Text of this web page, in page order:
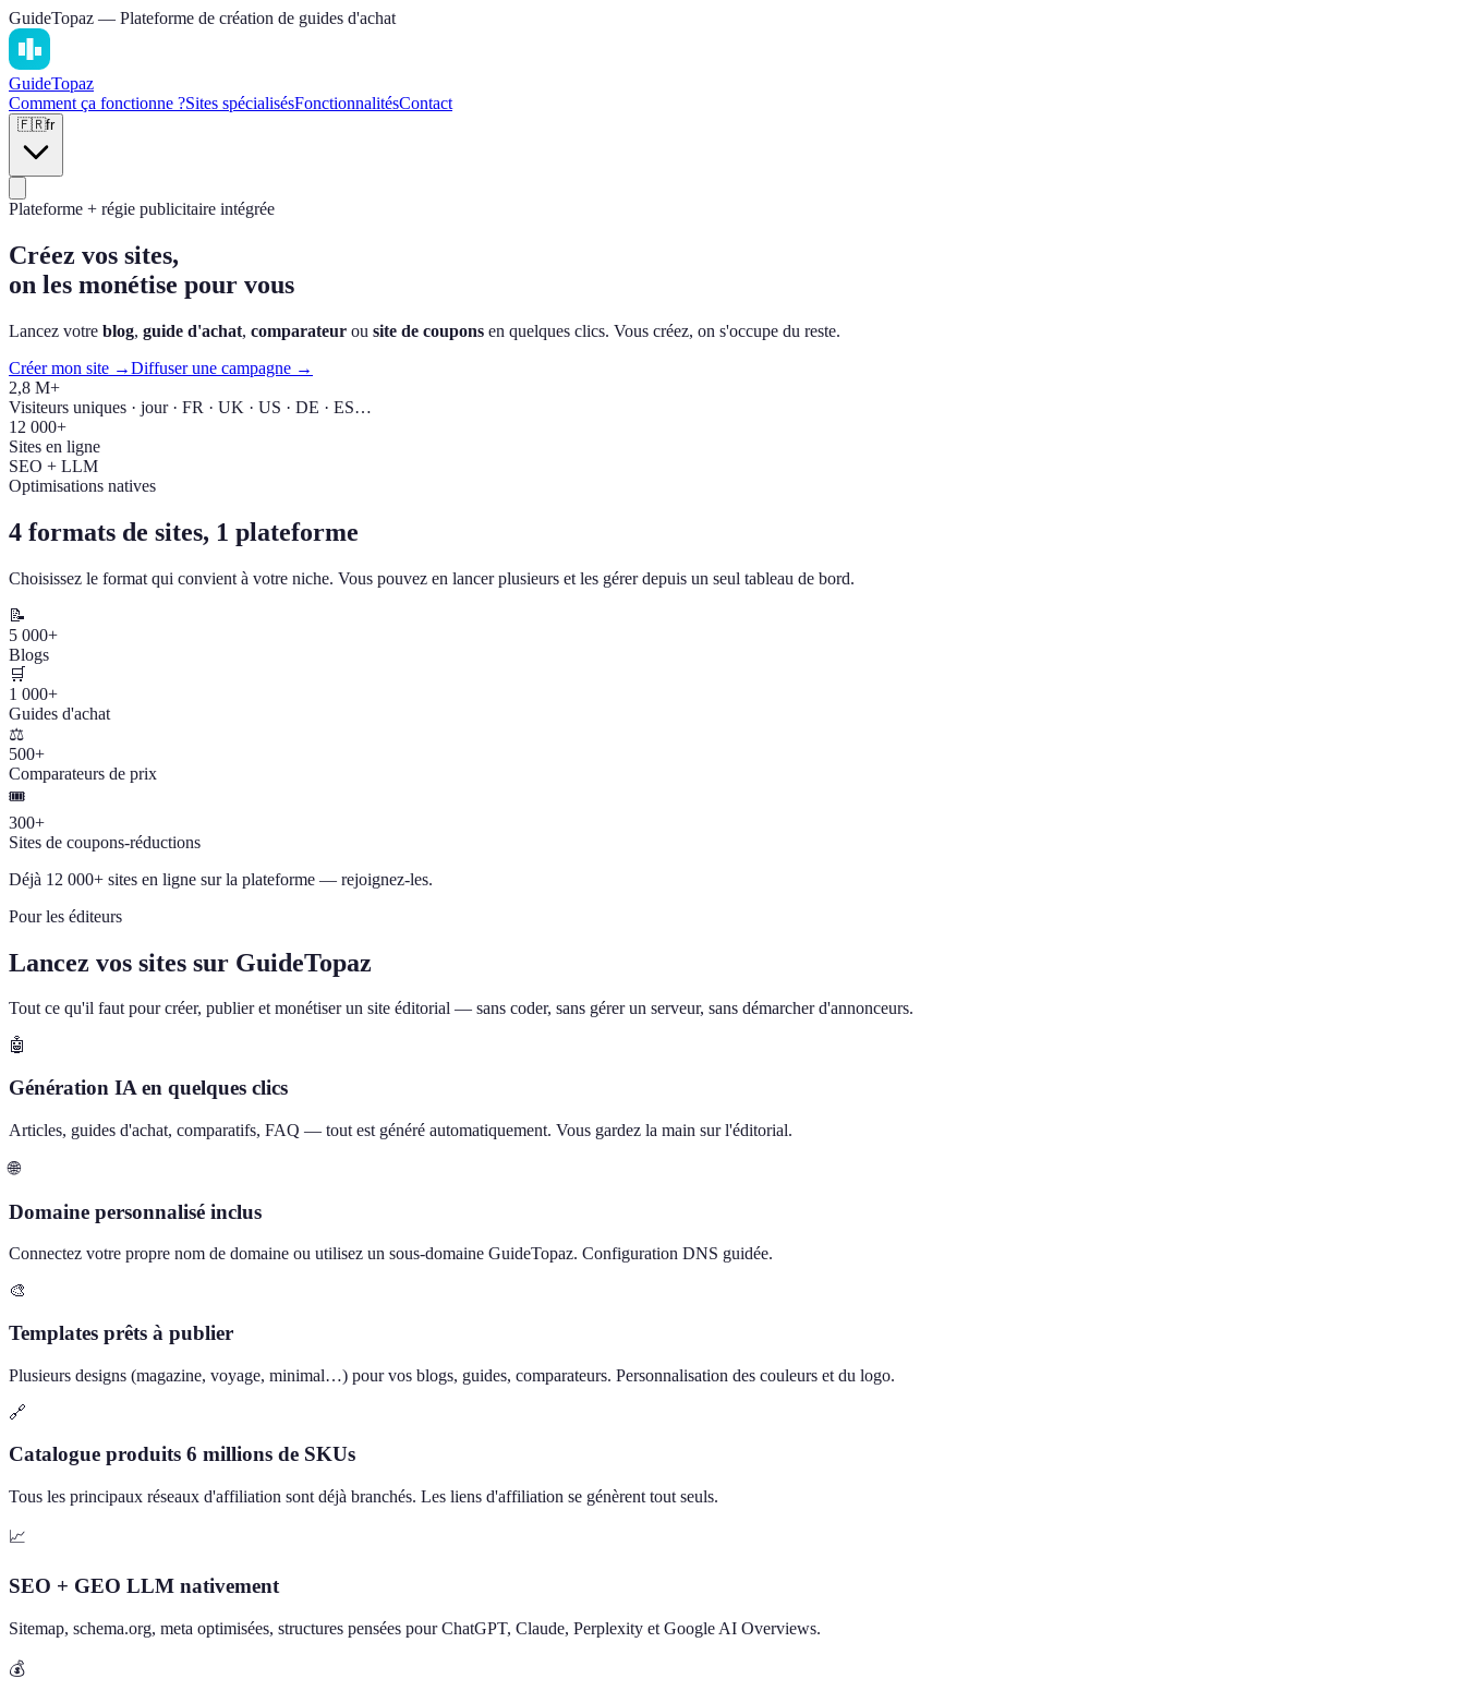
GuideTopaz — Plateforme de création de guides d'achat
GuideTopaz
Comment ça fonctionne ?Sites spécialisésFonctionnalitésContact
🇫🇷fr
Plateforme + régie publicitaire intégrée
Créez vos sites,
on les monétise pour vous
Lancez votre blog, guide d'achat, comparateur ou site de coupons en quelques clics. Vous créez, on s'occupe du reste.
Créer mon site →Diffuser une campagne →
2,8 M+
Visiteurs uniques · jour · FR · UK · US · DE · ES…
12 000+
Sites en ligne
SEO + LLM
Optimisations natives
4 formats de sites, 1 plateforme
Choisissez le format qui convient à votre niche. Vous pouvez en lancer plusieurs et les gérer depuis un seul tableau de bord.
📝
5 000+
Blogs
🛒
1 000+
Guides d'achat
⚖️
500+
Comparateurs de prix
🎟️
300+
Sites de coupons-réductions
Déjà 12 000+ sites en ligne sur la plateforme — rejoignez-les.
Pour les éditeurs
Lancez vos sites sur GuideTopaz
Tout ce qu'il faut pour créer, publier et monétiser un site éditorial — sans coder, sans gérer un serveur, sans démarcher d'annonceurs.
🤖
Génération IA en quelques clics
Articles, guides d'achat, comparatifs, FAQ — tout est généré automatiquement. Vous gardez la main sur l'éditorial.
🌐
Domaine personnalisé inclus
Connectez votre propre nom de domaine ou utilisez un sous-domaine GuideTopaz. Configuration DNS guidée.
🎨
Templates prêts à publier
Plusieurs designs (magazine, voyage, minimal…) pour vos blogs, guides, comparateurs. Personnalisation des couleurs et du logo.
🔗
Catalogue produits 6 millions de SKUs
Tous les principaux réseaux d'affiliation sont déjà branchés. Les liens d'affiliation se génèrent tout seuls.
📈
SEO + GEO LLM nativement
Sitemap, schema.org, meta optimisées, structures pensées pour ChatGPT, Claude, Perplexity et Google AI Overviews.
💰